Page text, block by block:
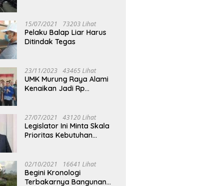
15/07/2021 73203 Lihat
Pelaku Balap Liar Harus
Ditindak Tegas
23/11/2023 43465 Lihat
UMK Murung Raya Alami
Kenaikan Jadi Rp
27/07/2021 43120 Lihat
Legislator Ini Minta Skala
Prioritas Kebutuhan
02/10/2021 16641 Lihat
Begini Kronologi
Terbakarnya Bangunan